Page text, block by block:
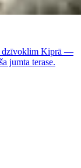
dzīvoklim Kiprā —
jumta terase.